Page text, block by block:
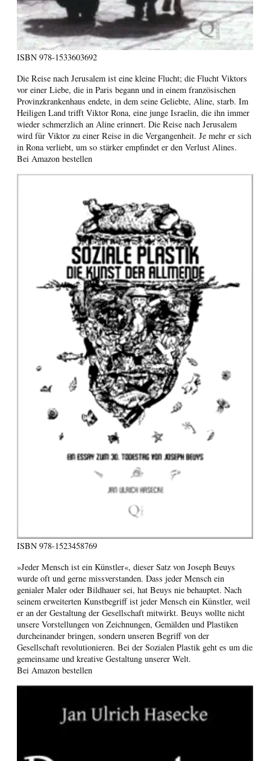
ISBN 978-1533603692
Die Reise nach Jerusalem ist eine kleine Flucht; die Flucht Viktors
vor einer Liebe, die in Paris begann und in einem französischen
Provinzkrankenhaus endete, in dem seine Geliebte, Aline, starb. Im
Heiligen Land trifft Viktor Rona, eine junge Israelin, die ihn immer
wieder schmerzlich an Aline erinnert. Die Reise nach Jerusalem
wird für Viktor zu einer Reise in die Vergangenheit. Je mehr er sich
in Rona verliebt, um so stärker empfindet er den Verlust Alines.
Bei Amazon bestellen
ISBN 978-1523458769
»Jeder Mensch ist ein Künstler«, dieser Satz von Joseph Beuys
wurde oft und gerne missverstanden. Dass jeder Mensch ein
genialer Maler oder Bildhauer sei, hat Beuys nie behauptet. Nach
seinem erweiterten Kunstbegriff ist jeder Mensch ein Künstler, weil
er an der Gestaltung der Gesellschaft mitwirkt. Beuys wollte nicht
unsere Vorstellungen von Zeichnungen, Gemälden und Plastiken
durcheinander bringen, sondern unseren Begriff von der
Gesellschaft revolutionieren. Bei der Sozialen Plastik geht es um die
gemeinsame und kreative Gestaltung unserer Welt.
Bei Amazon bestellen